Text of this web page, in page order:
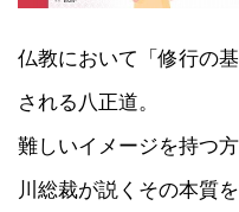
仏教において「修行の
される八正道。
難しいイメージを持つ
川総裁が説くその本質